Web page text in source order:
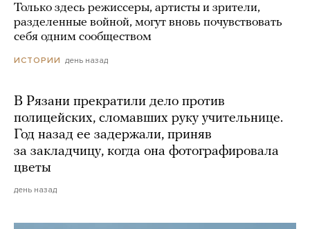
Только здесь режиссеры, артисты и зрители,
разделенные войной, могут вновь почувствовать
себя одним сообществом
ИСТОРИИ день назад
В Рязани прекратили дело против
полицейских, сломавших руку учительнице.
Год назад ее задержали, приняв
за закладчицу, когда она фотографировала
цветы
день назад